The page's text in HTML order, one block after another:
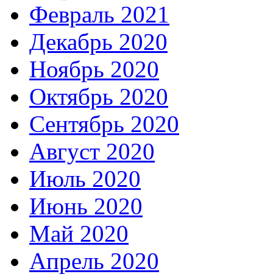
Февраль 2021
Декабрь 2020
Ноябрь 2020
Октябрь 2020
Сентябрь 2020
Август 2020
Июль 2020
Июнь 2020
Май 2020
Апрель 2020